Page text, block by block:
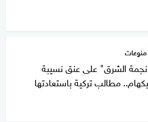
منوعات
الشرق" على عنق نسيبة
مطالب تركية باستعادتها